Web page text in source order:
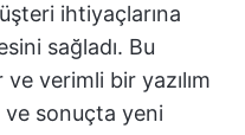
ihtiyaçlarına
sağladı. Bu
verimli bir yazılım
sonuçta yeni